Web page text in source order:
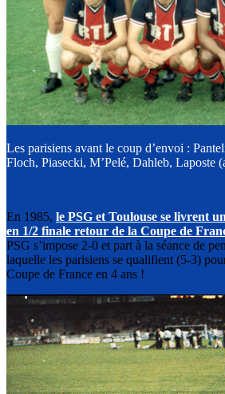
Les parisiens avant le coup d’envoi :
Floch, Piasecki, M’Pelé, Dahleb, Laposte
En 1985, le PSG et Toulouse se livrent
en 1/2 finale retour de la Coupe de
PSG s’impose 2-0 et part à la séance de
laquelle les parisiens se qualifient (5-3)
Coupe de France en 4 ans !